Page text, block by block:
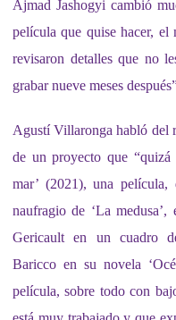
Ajmad Jashogyi cambió
película que quise hacer,
revisaron detallesque no
grabar nueve meses
Agustí Villaronga habló del
de un proyecto que
mar’ (2021), una película,
naufragio de ‘La
Gericault en un cuadro
Baricco en su novela
película, sobre todo con